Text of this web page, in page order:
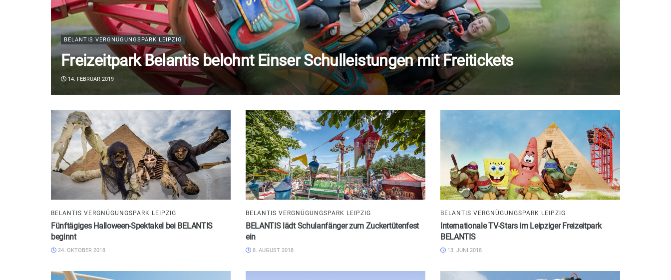
BELANTIS VERGNÜGUNGSPARK LEIPZIG
Freizeitpark Belantis belohnt Einser Schulleistungen mit Freitickets
14. FEBRUAR 2019
BELANTIS VERGNÜGUNGSPARK LEIPZIG
Fünftägiges Halloween-Spektakel bei BELANTIS
beginnt
24. OKTOBER 2018
BELANTIS VERGNÜGUNGSPARK LEIPZIG
BELANTIS lädt Schulanfänger zum Zuckertütenfest
ein
8. AUGUST 2018
BELANTIS VERGNÜGUNGSPARK LEIPZIG
Internationale TV-Stars im Leipziger Freizeitpark
BELANTIS
13. JUNI 2018